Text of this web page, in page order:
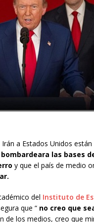
a Estados Unidos
bombardeara las bases
y que el país de medio
del Instituto de
que “ no creo que
de los medios, creo que